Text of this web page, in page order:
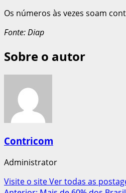
Os números às vezes soam
Fonte: Diap
Sobre o autor
Contricom
Administrator
Visite o siteVer todas as